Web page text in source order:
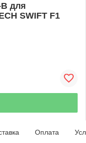
для
SWIFT F1
Оплата